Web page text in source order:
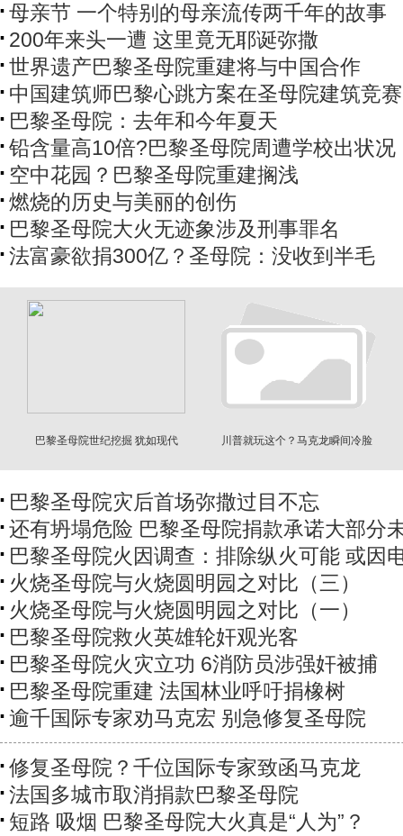
母亲节 一个特别的母亲流传两千年的故事
200年来头一遭 这里竟无耶诞弥撒
世界遗产巴黎圣母院重建将与中国合作
中国建筑师巴黎心跳方案在圣母院建筑竞
巴黎圣母院：去年和今年夏天
铅含量高10倍?巴黎圣母院周遭学校出状况
空中花园？巴黎圣母院重建搁浅
燃烧的历史与美丽的创伤
巴黎圣母院大火无迹象涉及刑事罪名
法富豪欲捐300亿？圣母院：没收到半毛
巴黎圣母院世纪挖掘 犹如现代
川普就玩这个？马克龙瞬间冷脸
巴黎圣母院灾后首场弥撒过目不忘
还有坍塌危险 巴黎圣母院捐款承诺大部分
巴黎圣母院火因调查：排除纵火可能 或因
火烧圣母院与火烧圆明园之对比（三）
火烧圣母院与火烧圆明园之对比（一）
巴黎圣母院救火英雄轮奸观光客
巴黎圣母院火灾立功 6消防员涉强奸被捕
巴黎圣母院重建 法国林业呼吁捐橡树
逾千国际专家劝马克宏 别急修复圣母院
修复圣母院？千位国际专家致函马克龙
法国多城市取消捐款巴黎圣母院
短路 吸烟 巴黎圣母院大火真是“人为”？